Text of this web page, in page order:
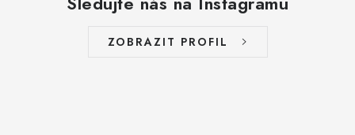
ZOBRAZIT PROFIL